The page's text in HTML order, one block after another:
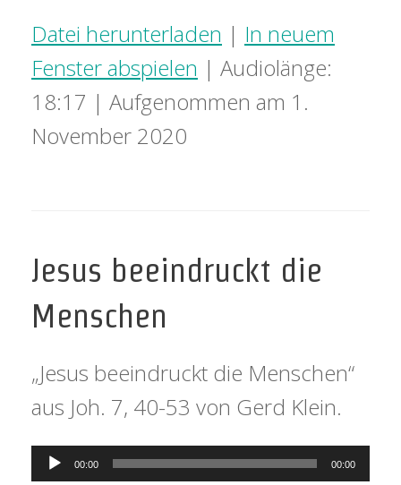
Datei herunterladen | In neuem
Fenster abspielen | Audiolänge:
18:17 | Aufgenommen am 1.
November 2020
Jesus beeindruckt die
Menschen
„Jesus beeindruckt die Menschen“
aus Joh. 7, 40-53 von Gerd Klein.
Audio-
00:00 00:00